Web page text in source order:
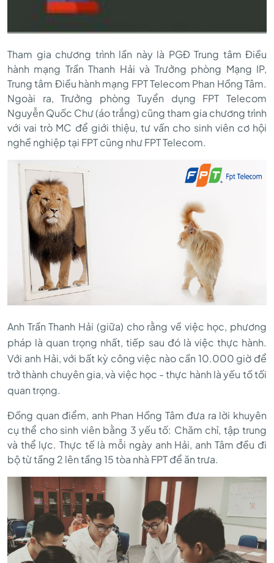
Tham gia chương trình lần này là PGĐ Trung tâm Điều
hành mạng Trần Thanh Hải và Trưởng phòng Mạng IP,
Trung tâm Điều hành mạng FPT Telecom Phan Hồng Tâm.
Ngoài ra, Trưởng phòng Tuyển dụng FPT Telecom
Nguyễn Quốc Chư (áo trắng) cũng tham gia chương trình
với vai trò MC để giới thiệu, tư vấn cho sinh viên cơ hội
nghề nghiệp tại FPT cũng như FPT Telecom.
Anh Trần Thanh Hải (giữa) cho rằng về việc học, phương
pháp là quan trọng nhất, tiếp sau đó là việc thực hành.
Với anh Hải, với bất kỳ công việc nào cần 10.000 giờ để
trở thành chuyên gia, và việc học - thực hành là yếu tố tối
quan trọng.
Đồng quan điểm, anh Phan Hồng Tâm đưa ra lời khuyên
cụ thể cho sinh viên bằng 3 yếu tố: Chăm chỉ, tập trung
và thể lực. Thực tế là mỗi ngày anh Hải, anh Tâm đều đi
bộ từ tầng 2 lên tầng 15 tòa nhà FPT để ăn trưa.